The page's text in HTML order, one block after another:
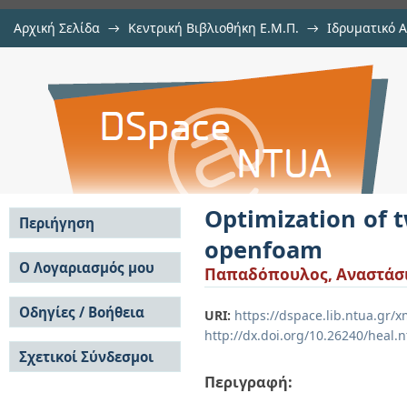
Αρχική Σελίδα → Κεντρική Βιβλιοθήκη Ε.Μ.Π. → Ιδρυματικό
Optimization of two-phase
Optimization of
openfoam
Παπαδόπουλος,
URI: https://dspace.lib.ntua.gr/
http://dx.doi.org/10.26240/
Περιγραφή:
Περιήγηση
Σε όλο το DSpace
Κοινότητες & Συλλογές
Ανά Ημερομηνία
Έκδοσης
Συγγραφείς
Τίτλοι
Θέματα
Ο Λογαριασμός μου
Σύνδεση
Εγγραφή
Οδηγίες / Βοήθεια
Οδηγίες Υποβολής
Οδηγίες Χρήσης ΙΑ
Συχνές Ερωτήσεις
Σχετικοί Σύνδεσμοι